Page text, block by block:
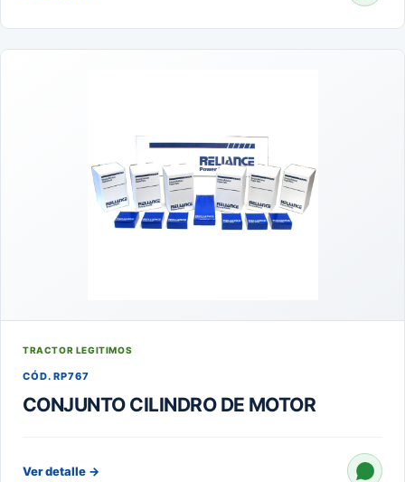
TRACTOR LEGITIMOS
CÓD. RP767
CONJUNTO CILINDRO DE MOTOR
Ver detalle →